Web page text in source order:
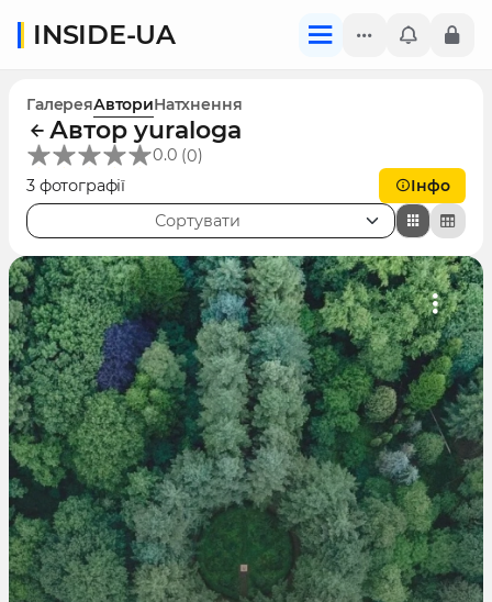
INSIDE-UA
ГалереяАвториНатхнення
Автор yuraloga
0.0 (0)
3 фотографії
Інфо
Сортувати